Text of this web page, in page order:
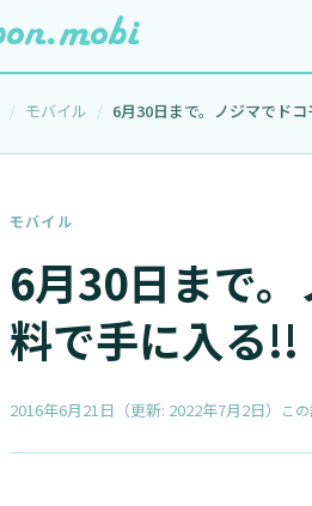
モバイル
モバイル
6月30日まで
料で手に入る!!
2016年6月21日 （更新: 2022年7月2日） こ